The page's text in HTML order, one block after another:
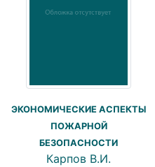
ЭКОНОМИЧЕСКИЕ АСПЕКТЫ
ПОЖАРНОЙ
БЕЗОПАСНОСТИ
Карпов В.И.